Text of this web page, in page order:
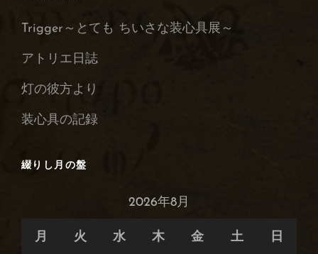
保
Trigger～とても ちいさな装心具展～
アトリエ日誌
灯の彼方より
装心具の記録
綴りし月の盤
2026年8月
月 火 水 木 金 土 日